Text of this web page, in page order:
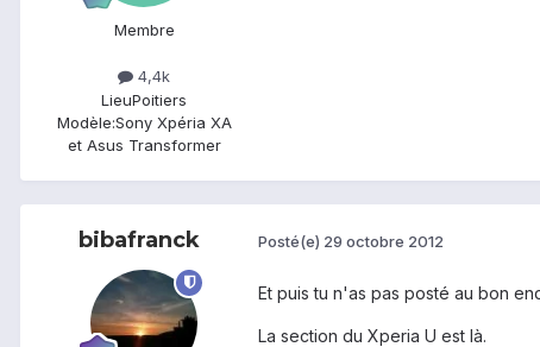
Membre
4,4k
LieuPoitiers
Modèle:Sony Xpéria XA
et Asus Transformer
bibafranck Posté(e) 29 octobre 2012
Et puis tu n'as pas posté au bon
La section du Xperia U est là.